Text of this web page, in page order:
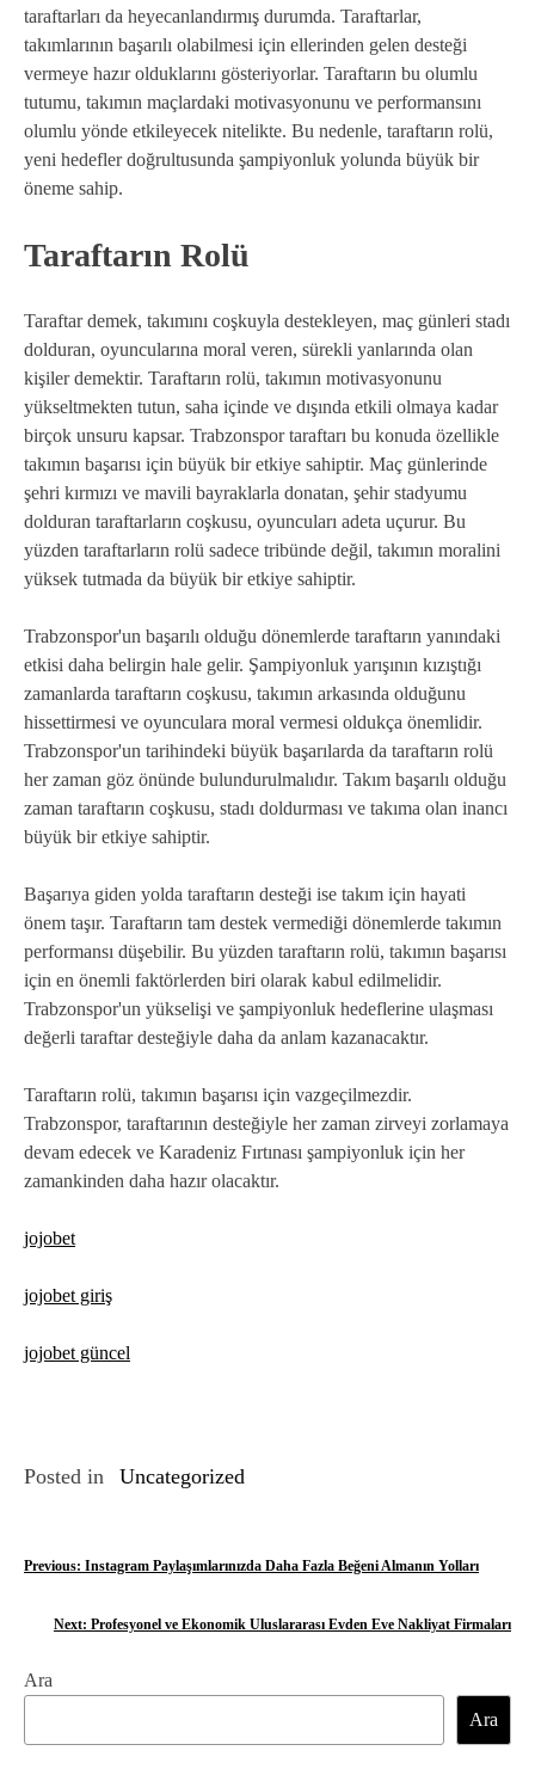
taraftarları da heyecanlandırmış durumda. Taraftarlar,
takımlarının başarılı olabilmesi için ellerinden gelen desteği
vermeye hazır olduklarını gösteriyorlar. Taraftarın bu olumlu
tutumu, takımın maçlardaki motivasyonunu ve performansını
olumlu yönde etkileyecek nitelikte. Bu nedenle, taraftarın rolü,
yeni hedefler doğrultusunda şampiyonluk yolunda büyük bir
öneme sahip.
Taraftarın Rolü
Taraftar demek, takımını coşkuyla destekleyen, maç günleri stadı
dolduran, oyuncularına moral veren, sürekli yanlarında olan
kişiler demektir. Taraftarın rolü, takımın motivasyonunu
yükseltmekten tutun, saha içinde ve dışında etkili olmaya kadar
birçok unsuru kapsar. Trabzonspor taraftarı bu konuda özellikle
takımın başarısı için büyük bir etkiye sahiptir. Maç günlerinde
şehri kırmızı ve mavili bayraklarla donatan, şehir stadyumu
dolduran taraftarların coşkusu, oyuncuları adeta uçurur. Bu
yüzden taraftarların rolü sadece tribünde değil, takımın moralini
yüksek tutmada da büyük bir etkiye sahiptir.
Trabzonspor'un başarılı olduğu dönemlerde taraftarın yanındaki
etkisi daha belirgin hale gelir. Şampiyonluk yarışının kızıştığı
zamanlarda taraftarın coşkusu, takımın arkasında olduğunu
hissettirmesi ve oyunculara moral vermesi oldukça önemlidir.
Trabzonspor'un tarihindeki büyük başarılarda da taraftarın rolü
her zaman göz önünde bulundurulmalıdır. Takım başarılı olduğu
zaman taraftarın coşkusu, stadı doldurması ve takıma olan inancı
büyük bir etkiye sahiptir.
Başarıya giden yolda taraftarın desteği ise takım için hayati
önem taşır. Taraftarın tam destek vermediği dönemlerde takımın
performansı düşebilir. Bu yüzden taraftarın rolü, takımın başarısı
için en önemli faktörlerden biri olarak kabul edilmelidir.
Trabzonspor'un yükselişi ve şampiyonluk hedeflerine ulaşması
değerli taraftar desteğiyle daha da anlam kazanacaktır.
Taraftarın rolü, takımın başarısı için vazgeçilmezdir.
Trabzonspor, taraftarının desteğiyle her zaman zirveyi zorlamaya
devam edecek ve Karadeniz Fırtınası şampiyonluk için her
zamankinden daha hazır olacaktır.
jojobet
jojobet giriş
jojobet güncel
Posted in Uncategorized
Y
ı
g
Previous: Instagram Paylaşımlarınızda Daha Fazla Beğeni Almanın Yolları
Next: Profesyonel ve Ekonomik Uluslararası Evden Eve Nakliyat Firmaları
Ara
Ara